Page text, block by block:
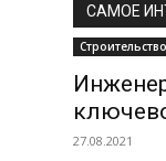
САМОЕ
Строительство
27.08.2021